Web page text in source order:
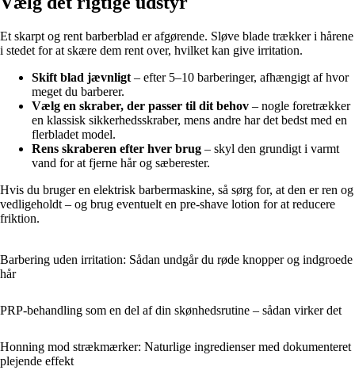
Et skarpt og rent barberblad er afgørende. Sløve blade trækker i hårene
i stedet for at skære dem rent over, hvilket kan give irritation.
Skift blad jævnligt – efter 5–10 barberinger, afhængigt af hvor
meget du barberer.
Vælg en skraber, der passer til dit behov – nogle foretrækker
en klassisk sikkerhedsskraber, mens andre har det bedst med en
flerbladet model.
Rens skraberen efter hver brug – skyl den grundigt i varmt
vand for at fjerne hår og sæberester.
Hvis du bruger en elektrisk barbermaskine, så sørg for, at den er ren og
vedligeholdt – og brug eventuelt en pre-shave lotion for at reducere
friktion.
Barbering uden irritation: Sådan undgår du røde knopper og indgroede
hår
PRP-behandling som en del af din skønhedsrutine – sådan virker det
Honning mod strækmærker: Naturlige ingredienser med dokumenteret
plejende effekt